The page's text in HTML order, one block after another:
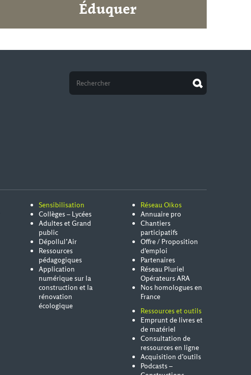
Éduquer
Sensibilisation
Collèges – Lycées
Adultes et Grand
public
Dépollul’Air
Ressources
pédagogiques
Application
numérique sur la
construction et la
rénovation
écologique
Réseau Oïkos
Annuaire pro
Chantiers
participatifs
Offre / Proposition
d'emploi
Partenaires
Réseau Pluriel
Opérateurs ARA
Nos homologues en
France
Ressources et outils
Emprunt de livres et
de matériel
Consultation de
ressources en ligne
Acquisition d’outils
Podcasts –